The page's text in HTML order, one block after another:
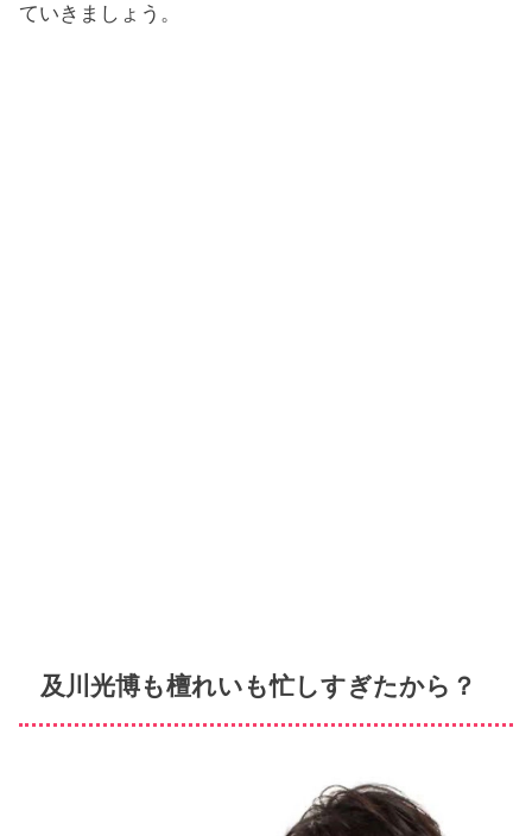
ていきましょう。
及川光博も檀れいも忙しすぎたから？